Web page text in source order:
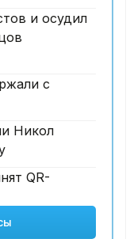
и осудил
с
Никол
QR-